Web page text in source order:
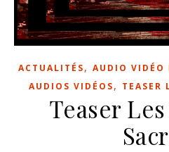
ACTUALITÉS, AUDIO VIDÉO
AUDIOS VIDÉOS, TEASER
Teaser